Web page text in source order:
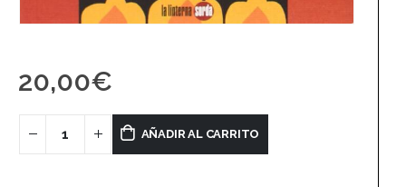
20,00€
AÑADIR AL CARRITO